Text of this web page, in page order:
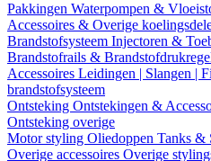
Pakkingen Waterpompen &
Accessoires & Overige
Brandstofsysteem Injectoren &
Brandstofrails &
Accessoires Leidingen | Slangen |
brandstofsysteem
Ontsteking Ontstekingen &
Ontsteking overige
Motor styling Oliedoppen Tanks &
Overige accessoires Overige